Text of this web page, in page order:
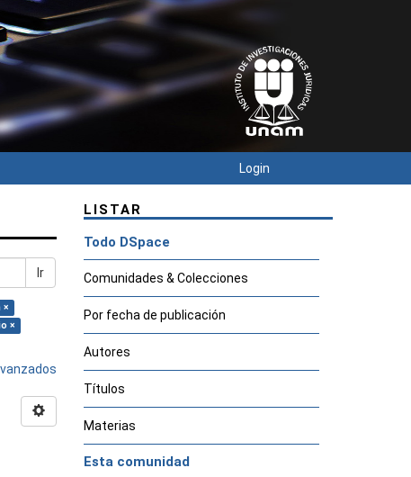
Login
Ir
×
×
LISTAR
Todo DSpace
Comunidades & Colecciones
Por fecha de publicación
Autores
Títulos
Materias
Esta comunidad